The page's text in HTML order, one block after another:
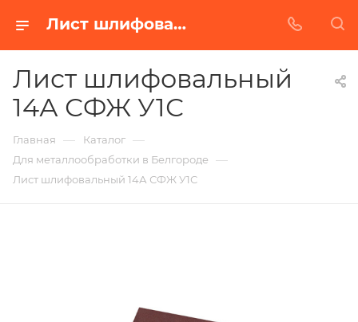
Лист шлифовальный 14А СФЖ У1С в Белгороде | Купить по недорогой цене от Абразивного Завода
Лист шлифовальный
14А СФЖ У1С
Главная — Каталог —
Для металлообработки в Белгороде —
Лист шлифовальный 14А СФЖ У1С